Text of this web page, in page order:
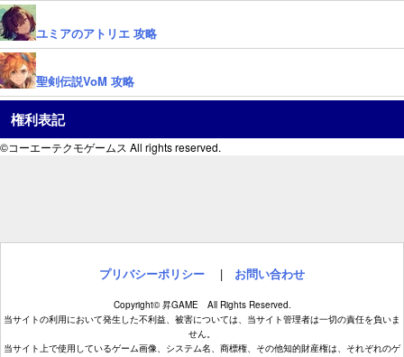
ユミアのアトリエ 攻略
聖剣伝説VoM 攻略
権利表記
©コーエーテクモゲームス All rights reserved.
プリバシーポリシー | お問い合わせ
Copyright© 昇GAME All Rights Reserved.
当サイトの利用において発生した不利益、被害については、当サイト管理者は一切の責任を負いま
せん。
当サイト上で使用しているゲーム画像、システム名、商標権、その他知的財産権は、それぞれのゲ